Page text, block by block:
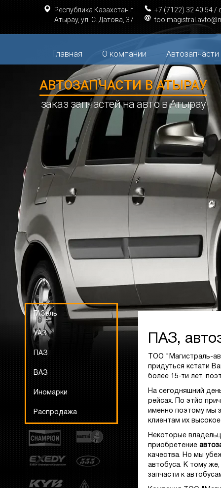
Республика Казахстан г.
Атырау, ул. С. Датова, 37
+7 (7122) 32 40 54 /
Главная О компании Автозапчасти
АВТОЗАПЧАСТИ В АТЫРАУ
заказ запчастей на авто в Атырау
loading="lazy"loading="lazy" loading="lazy"
ГАЗель
УАЗ
ПАЗ
ВАЗ
Иномарки
Распродажа
ПАЗ,
ТОО "Магистраль-
придуться кстати
более 15-ти лет,
На сегодняшний
рейсах. По этйо
именно поэтому мы
клиентам их
Некоторые
приобретение
качества. Но мы
автобуса. К тому
запчасти к